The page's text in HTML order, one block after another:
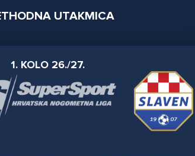
UTAKMICA
1. KOLO 26./27.